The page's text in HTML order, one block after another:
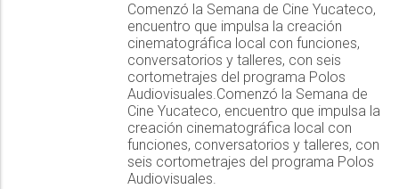
Comenzó la Semana de Cine Yucateco,
encuentro que impulsa la creación
cinematográfica local con funciones,
conversatorios y talleres, con seis
cortometrajes del programa Polos
Audiovisuales.Comenzó la Semana de
Cine Yucateco, encuentro que impulsa la
creación cinematográfica local con
funciones, conversatorios y talleres, con
seis cortometrajes del programa Polos
Audiovisuales.